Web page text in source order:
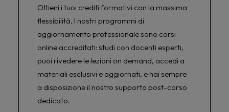
Ottieni i tuoi crediti formativi con la massima
flessibilità. I nostri programmi di
aggiornamento professionale sono corsi
online accreditati: studi con docenti esperti,
puoi rivedere le lezioni on demand, accedi a
materiali esclusivi e aggiornati, e hai sempre
a disposizione il nostro supporto post-corso
dedicato.